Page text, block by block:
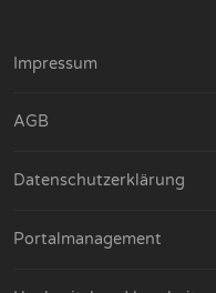
Impressum
AGB
Datenschutzerklärung
Portalmanagement